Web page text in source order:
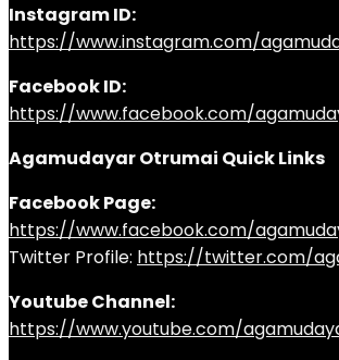
Instagram ID:
https://www.instagram.com/
Facebook ID:
https://www.facebook.com/
Agamudayar Otrumai Quick Links
Facebook Page:
https://www.facebook.com/
Twitter Profile: https://twitter.com/
Youtube Channel:
https://www.youtube.com/